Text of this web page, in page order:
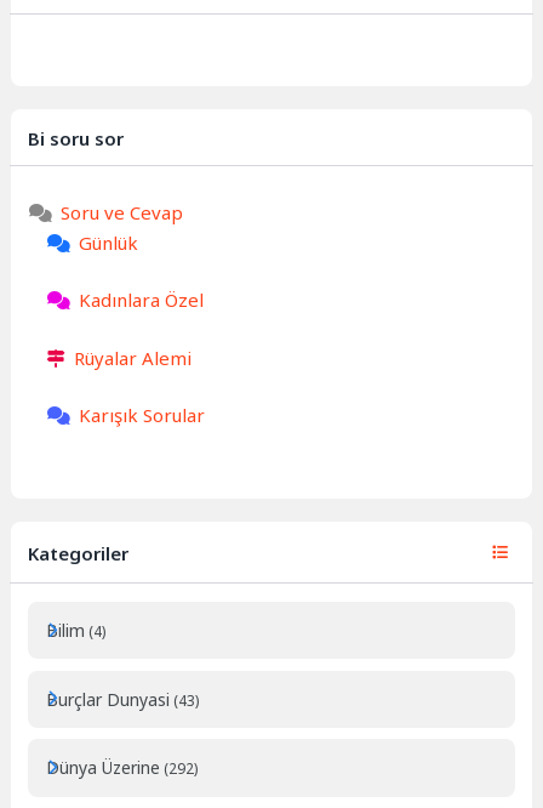
Bi soru sor
Soru ve Cevap
Günlük
Kadınlara Özel
Rüyalar Alemi
Karışık Sorular
Kategoriler
Bilim (4)
Burçlar Dunyasi (43)
Dünya Üzerine (292)